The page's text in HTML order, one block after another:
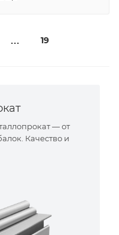
19
— от
Качество и